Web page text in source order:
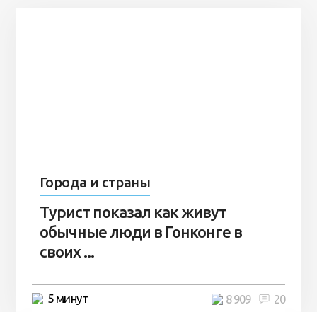
Города и страны
Турист показал как живут
обычные люди в Гонконге в
своих ...
5 минут 20
8 909